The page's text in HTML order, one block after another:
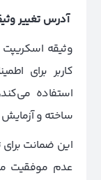
آدرس تغییر
کاربر برای
استفاده
ساخته و
این ضمانت